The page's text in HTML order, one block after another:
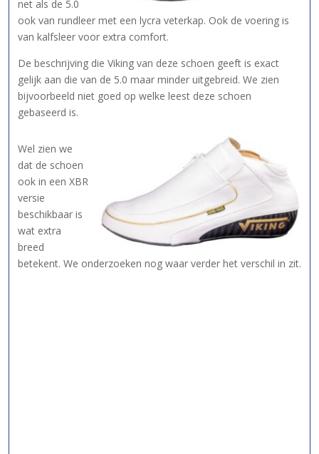
net als de 5.0
ook van rundleer met een lycra veterkap. Ook de voering is
van kalfsleer voor extra comfort.
De beschrijving die Viking van deze schoen geeft is exact
gelijk aan die van de 5.0 maar minder uitgebreid. We zien
bijvoorbeeld niet goed op welke leest deze schoen
gebaseerd is.
Wel zien we
dat de schoen
ook in een XBR
versie
beschikbaar is
wat extra
breed
betekent. We onderzoeken nog waar verder het verschil in zit.